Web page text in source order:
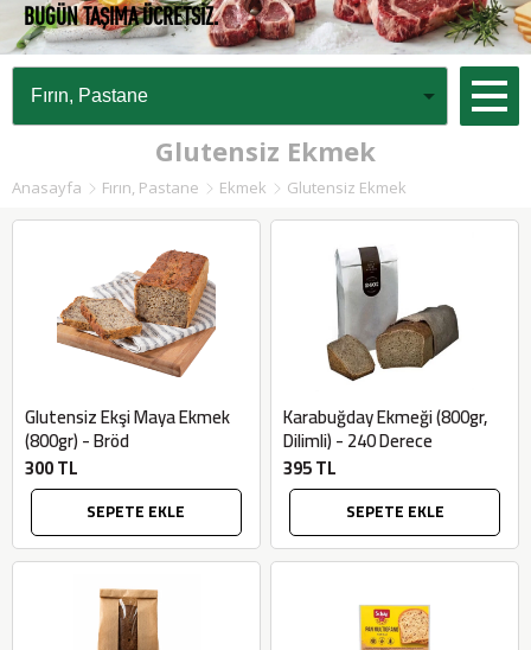
BUGÜN TAŞIMA ÜCRETSİZ.
Glutensiz Ekmek
Anasayfa Fırın, Pastane Ekmek Glutensiz Ekmek
Glutensiz Ekşi Maya Ekmek
(800gr) - Bröd
300 TL
SEPETE EKLE
Karabuğday Ekmeği (800gr,
Dilimli) - 240 Derece
395 TL
SEPETE EKLE